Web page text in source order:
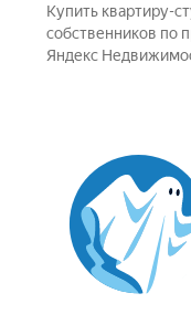
Купить квартиру-
собственников по
Яндекс